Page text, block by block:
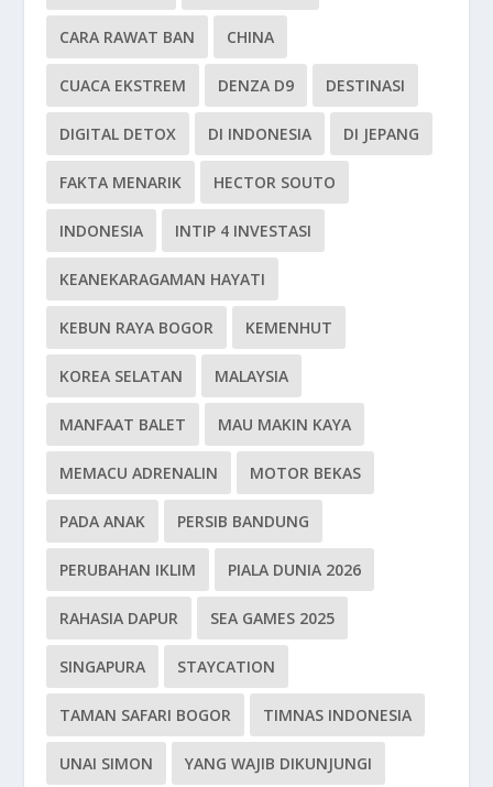
CARA RAWAT BAN CHINA
CUACA EKSTREM DENZA D9 DESTINASI
DIGITAL DETOX DI INDONESIA DI JEPANG
FAKTA MENARIK HECTOR SOUTO
INDONESIA INTIP 4 INVESTASI
KEANEKARAGAMAN HAYATI
KEBUN RAYA BOGOR KEMENHUT
KOREA SELATAN MALAYSIA
MANFAAT BALET MAU MAKIN KAYA
MEMACU ADRENALIN MOTOR BEKAS
PADA ANAK PERSIB BANDUNG
PERUBAHAN IKLIM PIALA DUNIA 2026
RAHASIA DAPUR SEA GAMES 2025
SINGAPURA STAYCATION
TAMAN SAFARI BOGOR TIMNAS INDONESIA
UNAI SIMON YANG WAJIB DIKUNJUNGI